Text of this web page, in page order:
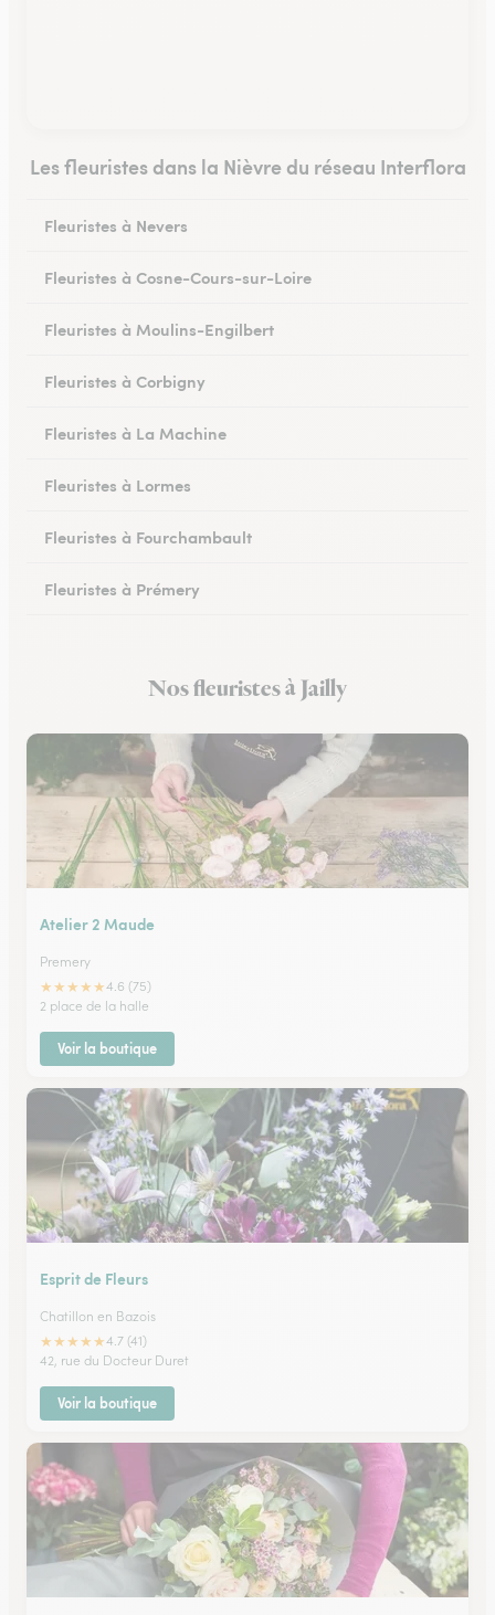
Les fleuristes dans la Nièvre du réseau Interflora
Fleuristes à Nevers
Fleuristes à Cosne-Cours-sur-Loire
Fleuristes à Moulins-Engilbert
Fleuristes à Corbigny
Fleuristes à La Machine
Fleuristes à Lormes
Fleuristes à Fourchambault
Fleuristes à Prémery
Fleuristes à Saint-Parize-le-Châtel
Nos fleuristes à Jailly
Atelier 2 Maude
Premery
★★★★★4.6 (75)
2 place de la halle
Voir la boutique
Esprit de Fleurs
Chatillon en Bazois
★★★★★4.7 (41)
42, rue du Docteur Duret
Voir la boutique